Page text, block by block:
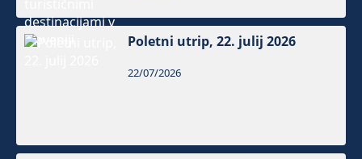
Poletni utrip, 22. julij 2026
22/07/2026